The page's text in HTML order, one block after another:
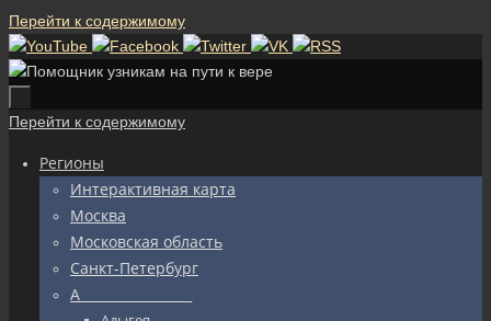
Перейти к содержимому
Перейти к содержимому
Регионы
Интерактивная карта
Москва
Московская область
Санкт-Петербург
А_________________